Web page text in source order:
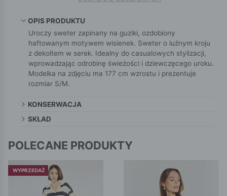
OPIS PRODUKTU
Uroczy sweter zapinany na guziki, ozdobiony
haftowanym motywem wisienek. Sweter o luźnym kroju
z dekoltem w serek. Idealny do casualowych stylizacji,
wprowadzając odrobinę świeżości i dziewczęcego uroku.
Modelka na zdjęciu ma 177 cm wzrostu i prezentuje
rozmiar S/M.
KONSERWACJA
SKŁAD
POLECANE PRODUKTY
WYPRZEDAŻ